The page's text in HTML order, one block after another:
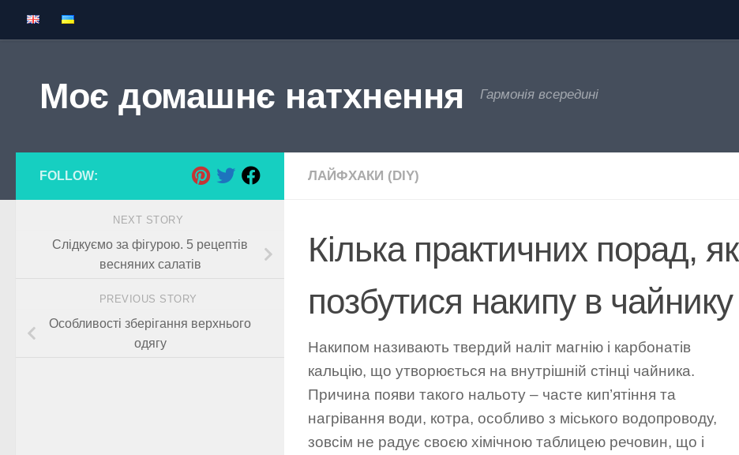
Skip to content
Моє домашнє натхнення Гармонія всередині
ЛАЙФХАКИ (DIY)
Кілька практичних порад, як
позбутися накипу в чайнику
Накипом називають твердий наліт магнію і карбонатів
кальцію, що утворюється на внутрішній стінці чайника.
Причина появи такого нальоту – часте кип’ятіння та
нагрівання води, котра, особливо з міського водопроводу,
зовсім не радує своєю хімічною таблицею речовин, що і
FOLLOW:
NEXT STORY
Слідкуємо за фігурою. 5 рецептів
весняних салатів
PREVIOUS STORY
Особливості зберігання верхнього
одягу